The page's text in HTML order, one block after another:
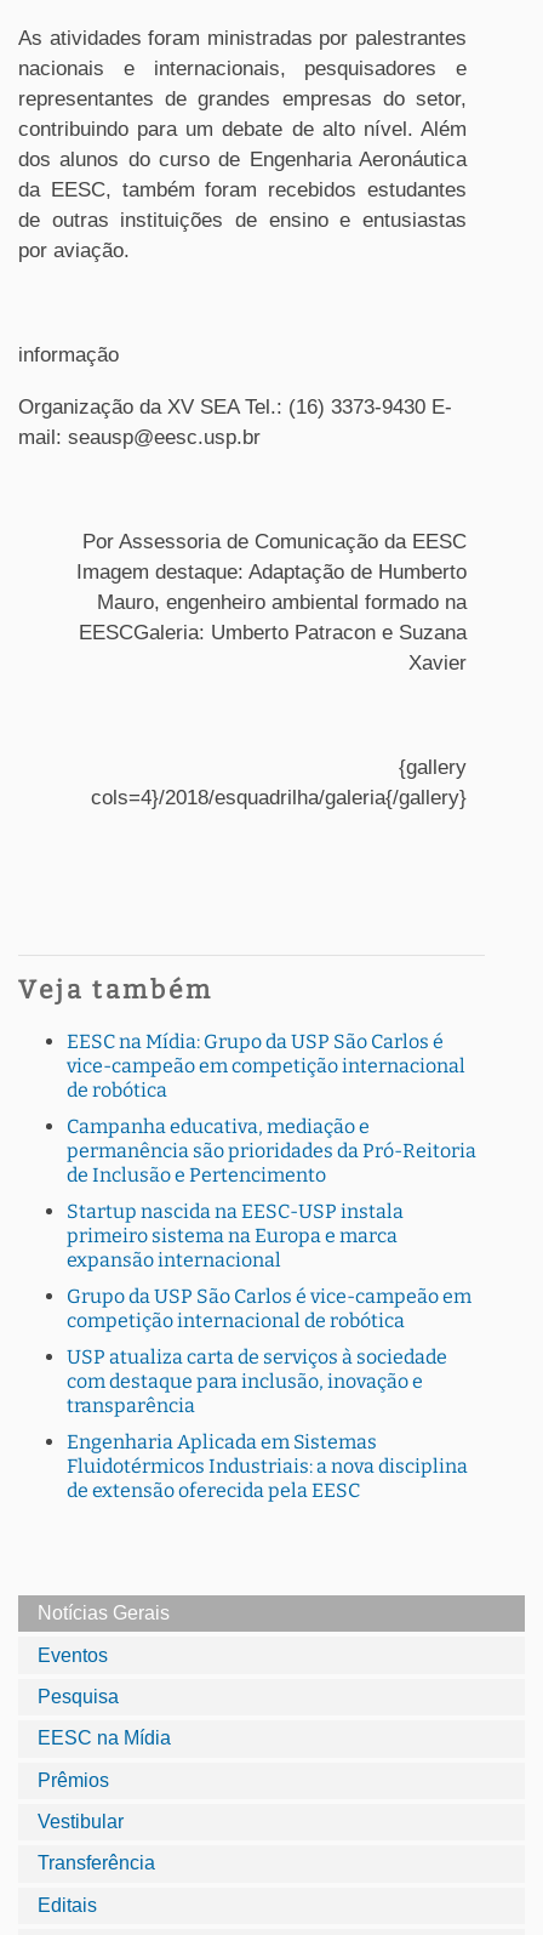
As atividades foram ministradas por palestrantes
nacionais e internacionais, pesquisadores e
representantes de grandes empresas do setor,
contribuindo para um debate de alto nível. Além
dos alunos do curso de Engenharia Aeronáutica
da EESC, também foram recebidos estudantes
de outras instituições de ensino e entusiastas
por aviação.
informação
Organização da XV SEA Tel.: (16) 3373-9430 E-
mail: seausp@eesc.usp.br
Por Assessoria de Comunicação da EESC
Imagem destaque: Adaptação de Humberto
Mauro, engenheiro ambiental formado na
EESCGaleria: Umberto Patracon e Suzana
Xavier
{gallery
cols=4}/2018/esquadrilha/galeria{/gallery}
Veja também
EESC na Mídia: Grupo da USP São Carlos é
vice-campeão em competição internacional
de robótica
Campanha educativa, mediação e
permanência são prioridades da Pró-Reitoria
de Inclusão e Pertencimento
Startup nascida na EESC-USP instala
primeiro sistema na Europa e marca
expansão internacional
Grupo da USP São Carlos é vice-campeão em
competição internacional de robótica
USP atualiza carta de serviços à sociedade
com destaque para inclusão, inovação e
transparência
Engenharia Aplicada em Sistemas
Fluidotérmicos Industriais: a nova disciplina
de extensão oferecida pela EESC
Notícias Gerais
Eventos
Pesquisa
EESC na Mídia
Prêmios
Vestibular
Transferência
Editais